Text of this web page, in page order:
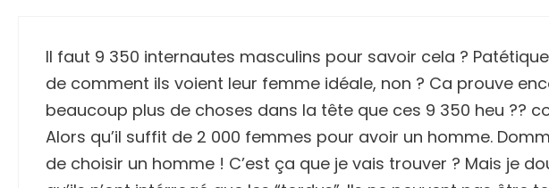
Il faut 9 350 internautes masculins pour savoir cela ?
de comment ils voient leur femme idéale, non ? Ca prouve
beaucoup plus de choses dans la tête que ces 9 350 heu ??
Alors qu’il suffit de 2 000 femmes pour avoir un homme.
de choisir un homme ! C’est ça que je vais trouver ? Mais je